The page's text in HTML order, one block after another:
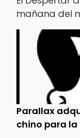
mañana del
Parallax
chino para